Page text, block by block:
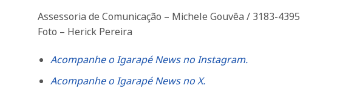
Assessoria de Comunicação – Michele Gouvêa / 3183-4395
Foto – Herick Pereira
Acompanhe o Igarapé News no Instagram.
Acompanhe o Igarapé News no X.